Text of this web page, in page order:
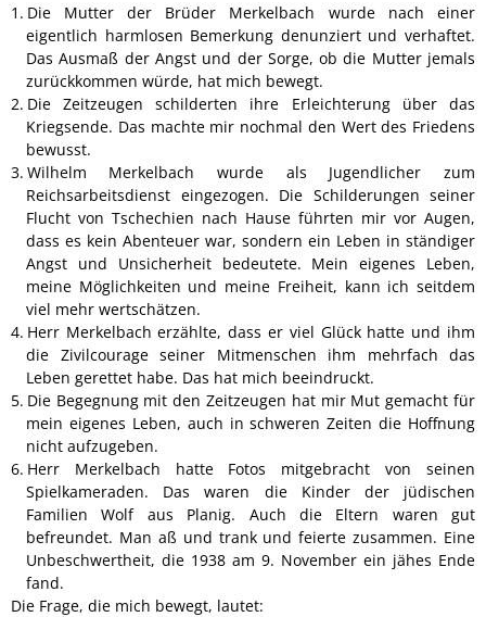
Die Mutter der Brüder Merkelbach wurde nach einer
eigentlich harmlosen Bemerkung denunziert und verhaftet.
Das Ausmaß der Angst und der Sorge, ob die Mutter jemals
zurückkommen würde, hat mich bewegt.
Die Zeitzeugen schilderten ihre Erleichterung über das
Kriegsende. Das machte mir nochmal den Wert des Friedens
bewusst.
Wilhelm Merkelbach wurde als Jugendlicher zum
Reichsarbeitsdienst eingezogen. Die Schilderungen seiner
Flucht von Tschechien nach Hause führten mir vor Augen,
dass es kein Abenteuer war, sondern ein Leben in ständiger
Angst und Unsicherheit bedeutete. Mein eigenes Leben,
meine Möglichkeiten und meine Freiheit, kann ich seitdem
viel mehr wertschätzen.
Herr Merkelbach erzählte, dass er viel Glück hatte und ihm
die Zivilcourage seiner Mitmenschen ihm mehrfach das
Leben gerettet habe. Das hat mich beeindruckt.
Die Begegnung mit den Zeitzeugen hat mir Mut gemacht für
mein eigenes Leben, auch in schweren Zeiten die Hoffnung
nicht aufzugeben.
Herr Merkelbach hatte Fotos mitgebracht von seinen
Spielkameraden. Das waren die Kinder der jüdischen
Familien Wolf aus Planig. Auch die Eltern waren gut
befreundet. Man aß und trank und feierte zusammen. Eine
Unbeschwertheit, die 1938 am 9. November ein jähes Ende
fand.
Die Frage, die mich bewegt, lautet: